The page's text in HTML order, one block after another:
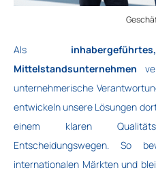
Als
Mittelstandsunternehmen
unternehmerische
entwickeln unsere Lösungen
einem klaren
Entscheidungswegen. So
internationalen Märkten und